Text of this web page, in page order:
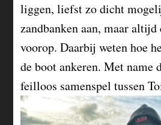
liggen, liefst zo dicht
zandbanken aan, maar
voorop. Daarbij weten hoe
de boot ankeren. Met name
feilloos samenspel tussen